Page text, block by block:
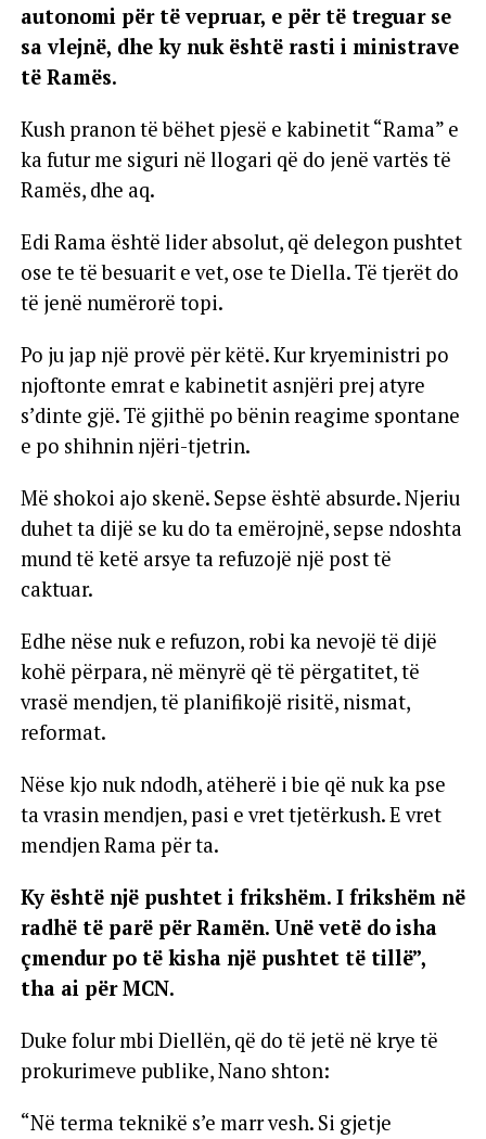
autonomi për të vepruar, e për të treguar se
sa vlejnë, dhe ky nuk është rasti i ministrave
të Ramës.
Kush pranon të bëhet pjesë e kabinetit “Rama” e
ka futur me siguri në llogari që do jenë vartës të
Ramës, dhe aq.
Edi Rama është lider absolut, që delegon pushtet
ose te të besuarit e vet, ose te Diella. Të tjerët do
të jenë numërorë topi.
Po ju jap një provë për këtë. Kur kryeministri po
njoftonte emrat e kabinetit asnjëri prej atyre
s’dinte gjë. Të gjithë po bënin reagime spontane
e po shihnin njëri-tjetrin.
Më shokoi ajo skenë. Sepse është absurde. Njeriu
duhet ta dijë se ku do ta emërojnë, sepse ndoshta
mund të ketë arsye ta refuzojë një post të
caktuar.
Edhe nëse nuk e refuzon, robi ka nevojë të dijë
kohë përpara, në mënyrë që të përgatitet, të
vrasë mendjen, të planifikojë risitë, nismat,
reformat.
Nëse kjo nuk ndodh, atëherë i bie që nuk ka pse
ta vrasin mendjen, pasi e vret tjetërkush. E vret
mendjen Rama për ta.
Ky është një pushtet i frikshëm. I frikshëm në
radhë të parë për Ramën. Unë vetë do isha
çmendur po të kisha një pushtet të tillë”,
tha ai për MCN.
Duke folur mbi Diellën, që do të jetë në krye të
prokurimeve publike, Nano shton:
“Në terma teknikë s’e marr vesh. Si gjetje